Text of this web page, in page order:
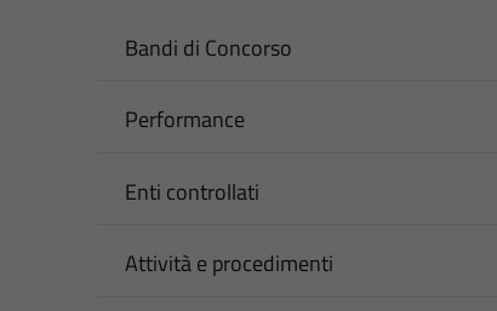
Bandi di Concorso
Performance
Enti controllati
Attività e procedimenti